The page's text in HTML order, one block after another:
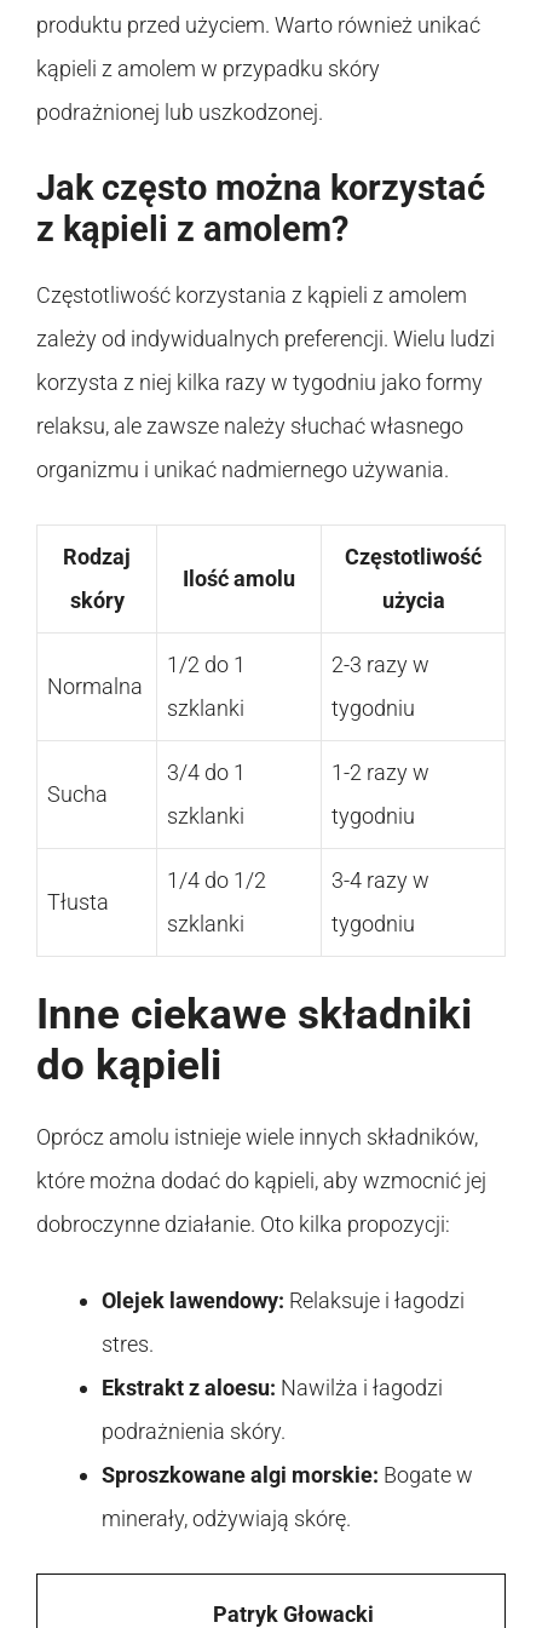
produktu przed użyciem. Warto również unikać
kąpieli z amolem w przypadku skóry
podrażnionej lub uszkodzonej.
Jak często można korzystać
z kąpieli z amolem?
Częstotliwość korzystania z kąpieli z amolem
zależy od indywidualnych preferencji. Wielu ludzi
korzysta z niej kilka razy w tygodniu jako formy
relaksu, ale zawsze należy słuchać własnego
organizmu i unikać nadmiernego używania.
Rodzaj
skóry
Ilość amolu
Częstotliwość
użycia
Normalna
1/2 do 1
szklanki
2-3 razy w
tygodniu
Sucha
3/4 do 1
szklanki
1-2 razy w
tygodniu
Tłusta
1/4 do 1/2
szklanki
3-4 razy w
tygodniu
Inne ciekawe składniki
do kąpieli
Oprócz amolu istnieje wiele innych składników,
które można dodać do kąpieli, aby wzmocnić jej
dobroczynne działanie. Oto kilka propozycji:
Olejek lawendowy: Relaksuje i łagodzi
stres.
Ekstrakt z aloesu: Nawilża i łagodzi
podrażnienia skóry.
Sproszkowane algi morskie: Bogate w
minerały, odżywiają skórę.
Patryk Głowacki